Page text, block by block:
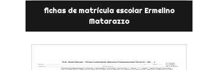
fichas de matrícula escolar Ermelino
Matarazzo